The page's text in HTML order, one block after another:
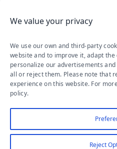
Contacta
students@corecode.school
+34 911 67 99 63
Ubicaciones
Madrid· Esteban Terradas 9, 1B
Ibiza